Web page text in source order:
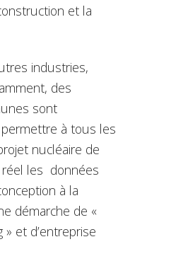
et la
industries,
des
sont
à tous les
nucléaire de
les données
à la
démarche de «
» et d’entreprise